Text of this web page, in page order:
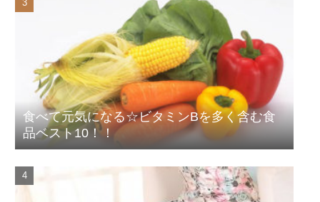
食べて元気になる☆ビタミンBを多く含む食
品ベスト10！！